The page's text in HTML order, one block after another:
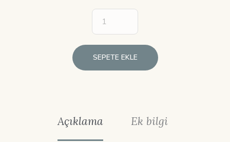
SEPETE EKLE
Açıklama Ek bilgi